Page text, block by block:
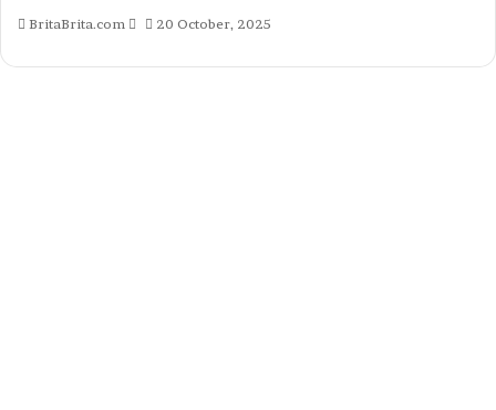
BritaBrita.com
Send
email
20 October, 2025